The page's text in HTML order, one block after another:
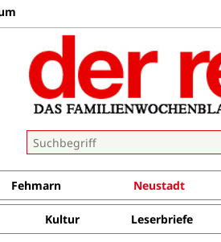
Fehmarn Neustadt
Kultur Leserbriefe